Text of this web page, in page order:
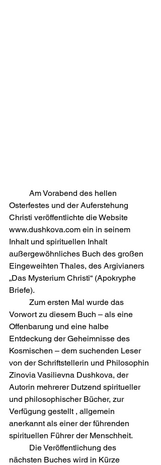
Osterfestes und der Auferstehung
Christi veröffentlichte die Website
www.dushkova.com ein in seinem
Inhalt und spirituellen Inhalt
außergewöhnliches Buch des großen
Eingeweihten Thales, des Argivianers
„Das Mysterium Christi“ (Apokryphe
Briefe).
Vorwort zu diesem Buch – als eine
Offenbarung und eine halbe
Entdeckung der Geheimnisse des
Kosmischen – dem suchenden Leser
von der Schriftstellerin und Philosophin
Zinovia Vasilievna Dushkova, der
Autorin mehrerer Dutzend spiritueller
und philosophischer Bücher, zur
Verfügung gestellt , allgemein
anerkannt als einer der führenden
spirituellen Führer der Menschheit.
nächsten Buches wird in Kürze